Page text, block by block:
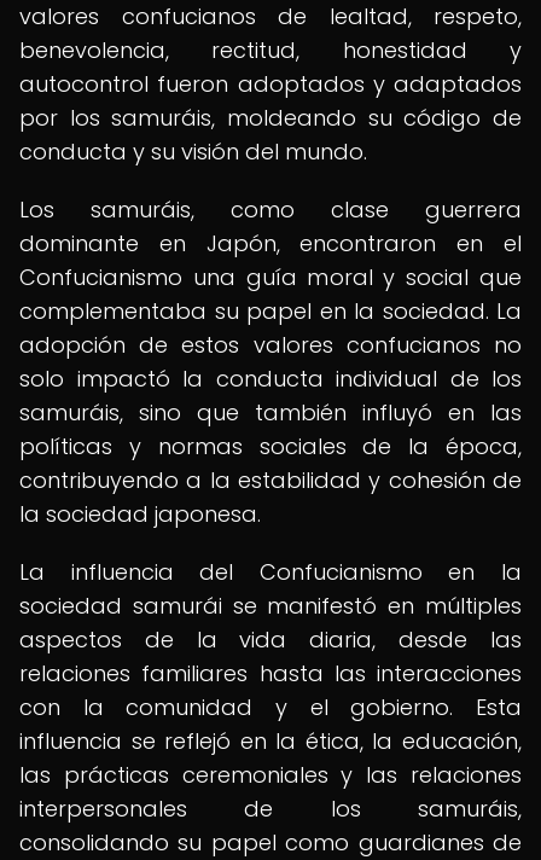
valores confucianos de lealtad, respeto,
benevolencia, rectitud, honestidad y
autocontrol fueron adoptados y adaptados
por los samuráis, moldeando su código de
conducta y su visión del mundo.
Los samuráis, como clase guerrera
dominante en Japón, encontraron en el
Confucianismo una guía moral y social que
complementaba su papel en la sociedad. La
adopción de estos valores confucianos no
solo impactó la conducta individual de los
samuráis, sino que también influyó en las
políticas y normas sociales de la época,
contribuyendo a la estabilidad y cohesión de
la sociedad japonesa.
La influencia del Confucianismo en la
sociedad samurái se manifestó en múltiples
aspectos de la vida diaria, desde las
relaciones familiares hasta las interacciones
con la comunidad y el gobierno. Esta
influencia se reflejó en la ética, la educación,
las prácticas ceremoniales y las relaciones
interpersonales de los samuráis,
consolidando su papel como guardianes de